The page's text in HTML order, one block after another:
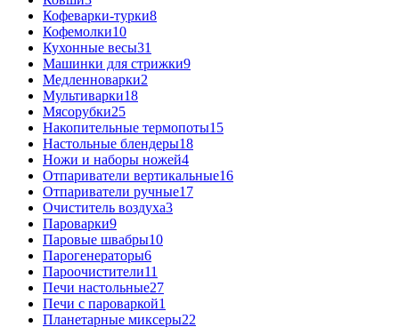
Кофеварки-турки8
Кофемолки10
Кухонные весы31
Машинки для стрижки9
Медленноварки2
Мультиварки18
Мясорубки25
Накопительные термопоты15
Настольные блендеры18
Ножи и наборы ножей4
Отпариватели вертикальные16
Отпариватели ручные17
Очиститель воздуха3
Пароварки9
Паровые швабры10
Парогенераторы6
Пароочистители11
Печи настольные27
Печи с пароваркой1
Планетарные миксеры22